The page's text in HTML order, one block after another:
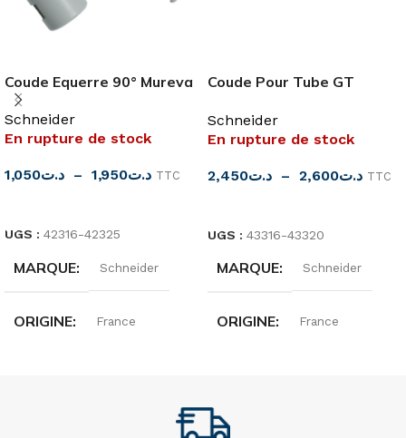
Coude Equerre 90° Mureva
Schneider
En rupture de stock
د.ت1,050 – د.ت1,950
TTC
UGS : 42316-42325
MARQUE Schneider
ORIGINE France
Coude Pour Tube GT
Schneider
En rupture de stock
د.ت2,450 – د.ت2,600
TTC
UGS : 43316-43320
MARQUE Schneider
ORIGINE France
COULEUR